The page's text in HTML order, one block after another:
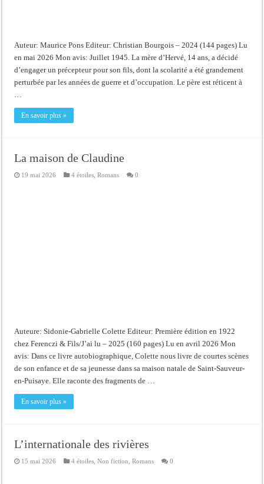
Auteur: Maurice Pons Editeur: Christian Bourgois – 2024 (144 pages) Lu
en mai 2026 Mon avis: Juillet 1945. La mère d’Hervé, 14 ans, a décidé
d’engager un précepteur pour son fils, dont la scolarité a été grandement
perturbée par les années de guerre et d’occupation. Le père est réticent à
…
En savoir plus »
La maison de Claudine
19 mai 2026 4 étoiles ,Romans 0
Auteure: Sidonie-Gabrielle Colette Editeur: Première édition en 1922
chez Ferenczi & Fils/J’ai lu – 2025 (160 pages) Lu en avril 2026 Mon
avis: Dans ce livre autobiographique, Colette nous livre de courtes scènes
de son enfance et de sa jeunesse dans sa maison natale de Saint-Sauveur-
en-Puisaye. Elle raconte des fragments de …
En savoir plus »
L’internationale des rivières
15 mai 2026 4 étoiles ,Non fiction ,Romans 0